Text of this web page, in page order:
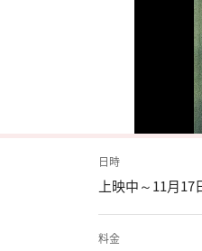
日時
上映中～11月17
料金